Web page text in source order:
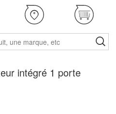
intégré 1 porte